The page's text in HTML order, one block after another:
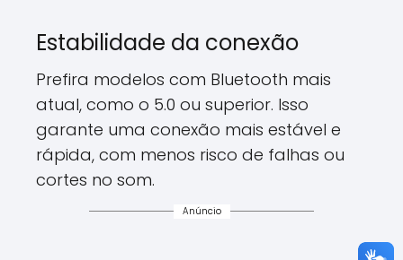
Estabilidade da conexão
Prefira modelos com Bluetooth mais
atual, como o 5.0 ou superior. Isso
garante uma conexão mais estável e
rápida, com menos risco de falhas ou
cortes no som.
Anúncio